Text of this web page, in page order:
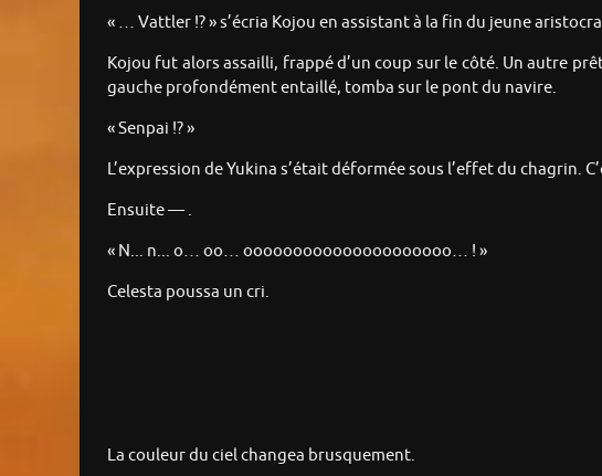
« … Vattler !? » s’écria Kojou en assistant à la fin du jeune
Kojou fut alors assailli, frappé d’un coup sur le côté. Un autre
gauche profondément entaillé, tomba sur le pont du navire.
« Senpai !? »
L’expression de Yukina s’était déformée sous l’effet du chagrin.
Ensuite — .
« N... n... o… oo… ooooooooooooooooooooo… ! »
Celesta poussa un cri.
La couleur du ciel changea brusquement.